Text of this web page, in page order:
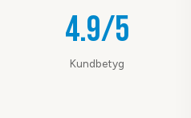
4.9/5
Kundbetyg